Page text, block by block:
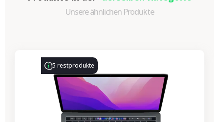
Unsere ähnlichen Produkte
5 restprodukte